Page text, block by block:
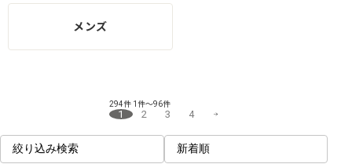
メンズ
294件 1件～96件
1 2 3 4
絞り込み検索 新着順